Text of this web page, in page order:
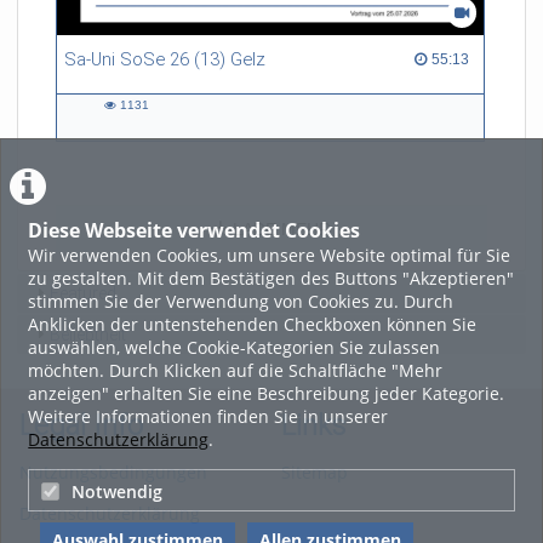
Diese Webseite verwendet Cookies
Wir verwenden Cookies, um unsere Website optimal für Sie
zu gestalten. Mit dem Bestätigen des Buttons "Akzeptieren"
stimmen Sie der Verwendung von Cookies zu. Durch
Anklicken der untenstehenden Checkboxen können Sie
auswählen, welche Cookie-Kategorien Sie zulassen
möchten. Durch Klicken auf die Schaltfläche "Mehr
anzeigen" erhalten Sie eine Beschreibung jeder Kategorie.
Weitere Informationen finden Sie in unserer
Datenschutzerklärung.
Notwendig
Andreas Bucherer
Charlotte Coudert
Matthias Dümpelmann
Jessica Günzle
Sotirios Kalousios
Yuna Yacong Liu
Anna Maschewski
Houman Masnavi
Martin Mráz
Raghu Rajan
Concepcion Sainz Rueda
Evelyn Rusdea
Judith Saurer
Fabian Schmidt
Sa-Uni SoSe 26 (13) Gelz 55:13
55:13 duration
1131
LADE MEHR
Featured
Beliebtheit
Legal Info
Nutzungsbedingungen
Datenschutzerklärung
Links
Sitemap